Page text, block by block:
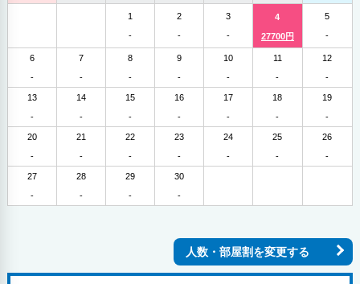
1
-
2
-
3
-
4
27700円
5
-
6
-
7
-
8
-
9
-
10
-
11
-
12
-
13
-
14
-
15
-
16
-
17
-
18
-
19
-
20
-
21
-
22
-
23
-
24
-
25
-
26
-
27
-
28
-
29
-
30
-
人数・部屋割を変更する